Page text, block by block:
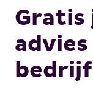
Gratis